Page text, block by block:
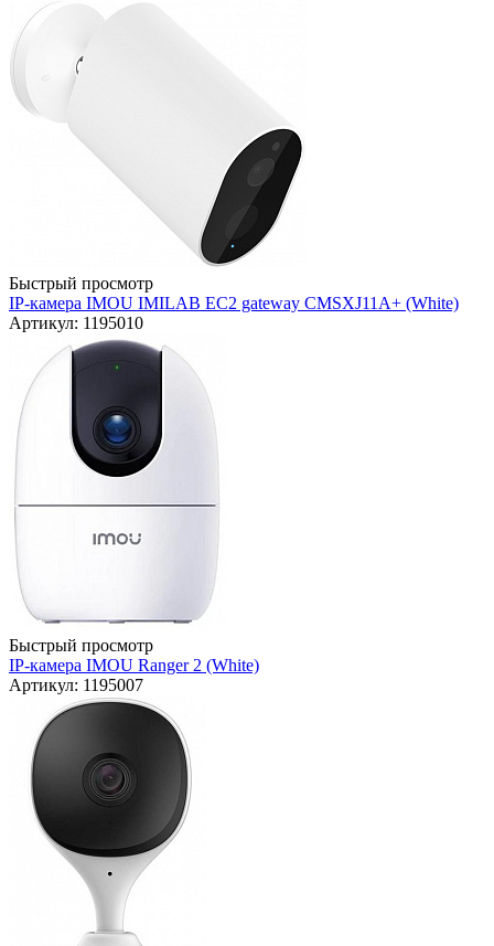
Быстрый просмотр
IP-камера IMOU IMILAB EC2 gateway CMSXJ11A+ (White)
Артикул: 1195010
Быстрый просмотр
IP-камера IMOU Ranger 2 (White)
Артикул: 1195007